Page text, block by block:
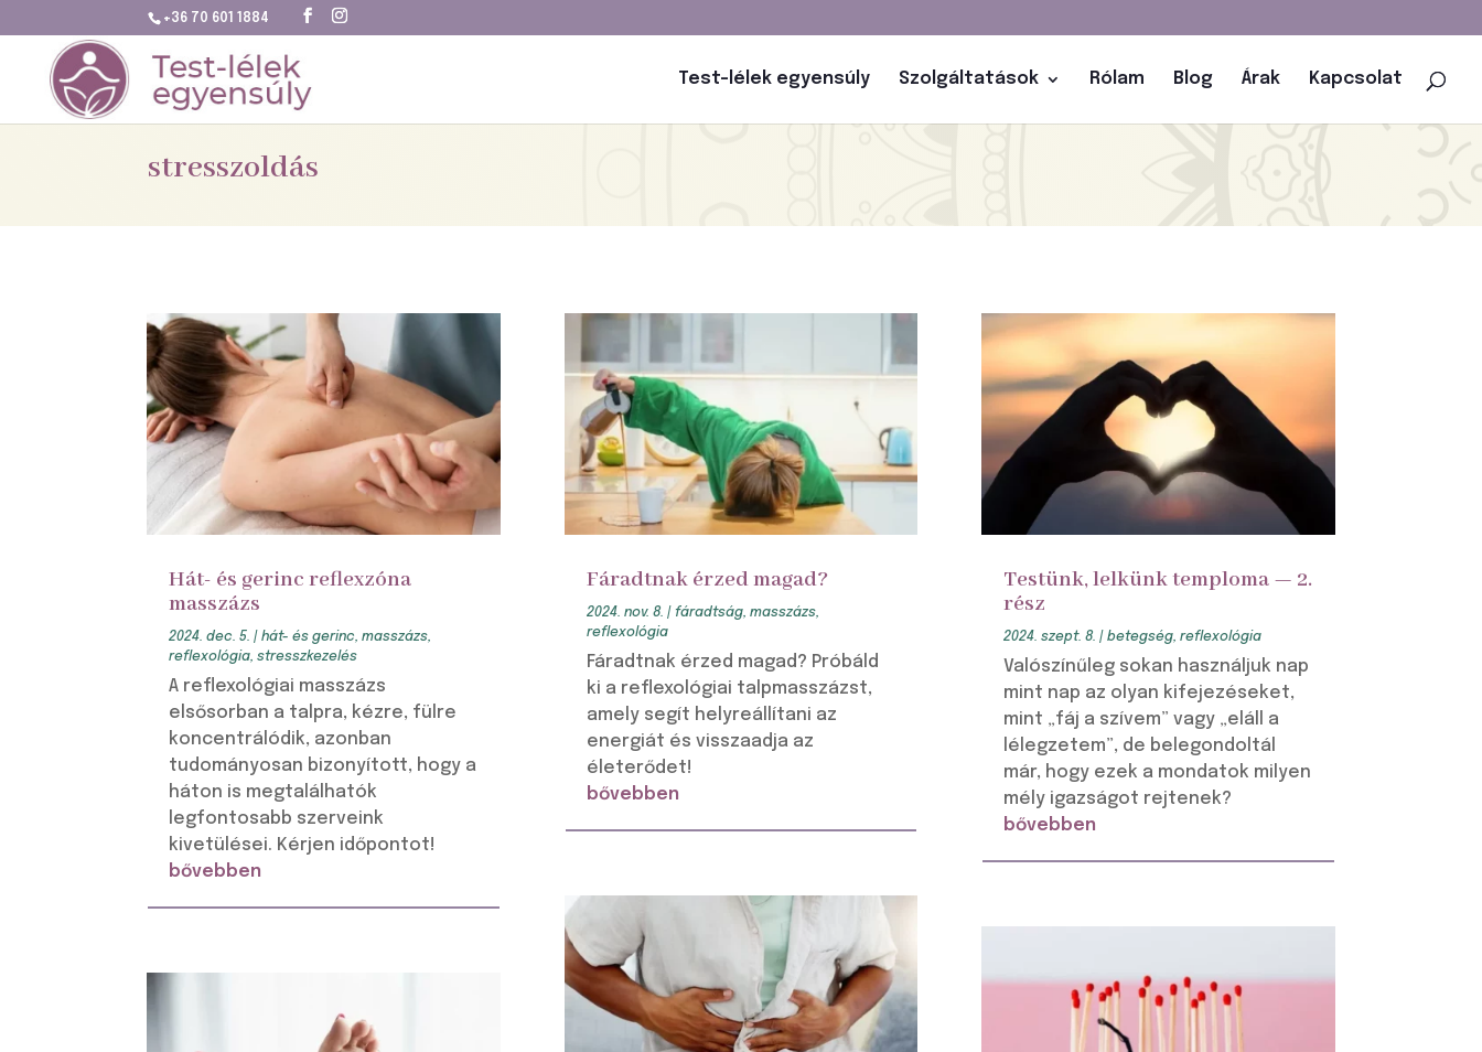
+36 70 601 1884
Test-lélek egyensúly Szolgáltatások Rólam Blog Árak Kapcsolat
stresszoldás
Hát- és gerinc reflexzóna
masszázs
2024. dec. 5. |hát- és gerinc,masszázs,
reflexológia,stresszkezelés
A reflexológiai masszázs
elsősorban a talpra, kézre, fülre
koncentrálódik, azonban
tudományosan bizonyított, hogy a
háton is megtalálhatók
legfontosabb szerveink
kivetülései. Kérjen időpontot!
bővebben
Fáradtnak érzed magad?
2024. nov. 8. | fáradtság, masszázs,
reflexológia
Fáradtnak érzed magad? Próbáld
ki a reflexológiai talpmasszázst,
amely segít helyreállítani az
energiát és visszaadja az
életerődet!
bővebben
Testünk, lelkünk temploma — 2.
rész
2024. szept. 8. | betegség, reflexológia
Valószínűleg sokan használjuk nap
mint nap az olyan kifejezéseket,
mint „fáj a szívem” vagy „eláll a
lélegzetem”, de belegondoltál
már, hogy ezek a mondatok milyen
mély igazságot rejtenek?
bővebben